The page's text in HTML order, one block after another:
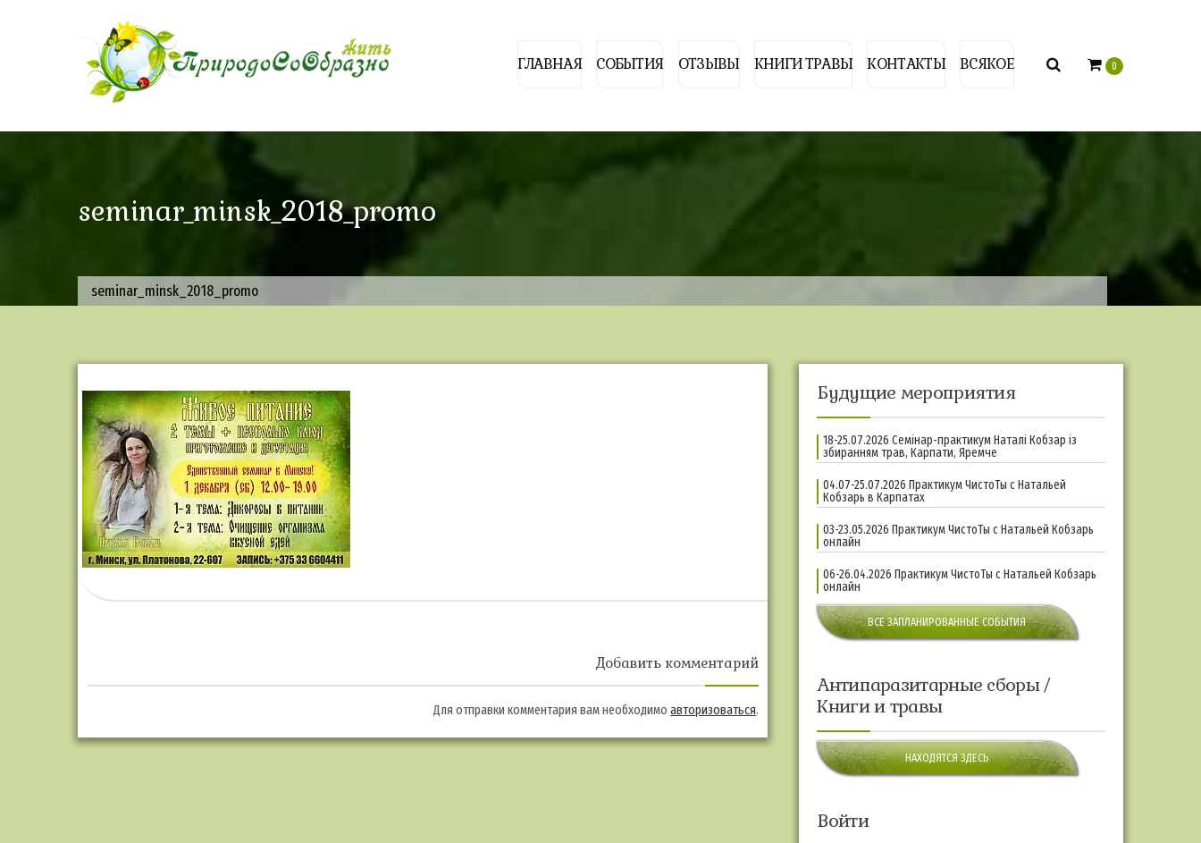
ГЛАВНАЯ СОБЫТИЯ ОТЗЫВЫ КНИГИ ТРАВЫ КОНТАКТЫ ВСЯКОЕ 0
seminar_minsk_2018_promo
seminar_minsk_2018_promo
Добавить комментарий
Для отправки комментария вам необходимоавторизоваться.
Будущие мероприятия
18-25.07.2026 Семінар-практикум Наталі Кобзар із
збиранням трав, Карпати, Яремче
04.07-25.07.2026 Практикум ЧистоТы с Натальей
Кобзарь в Карпатах
03-23.05.2026 Практикум ЧистоТы с Натальей Кобзарь
онлайн
06-26.04.2026 Практикум ЧистоТы с Натальей Кобзарь
онлайн
ВСЕ ЗАПЛАНИРОВАННЫЕ СОБЫТИЯ
Антипаразитарные сборы /
Книги и травы
НАХОДЯТСЯ ЗДЕСЬ
Войти